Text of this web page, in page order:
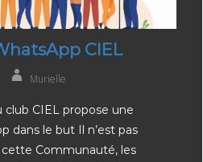
CIEL
Murielle
CIEL propose une
dans le but Il n’est pas
Communauté, les